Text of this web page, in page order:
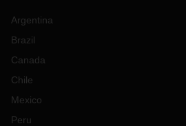
Argentina
Brazil
Canada
Chile
Mexico
Peru